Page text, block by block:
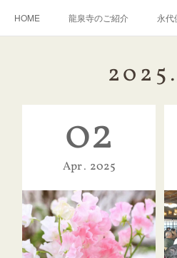
HOME 龍泉寺のご紹介 永代
2025.
02
Apr 2025